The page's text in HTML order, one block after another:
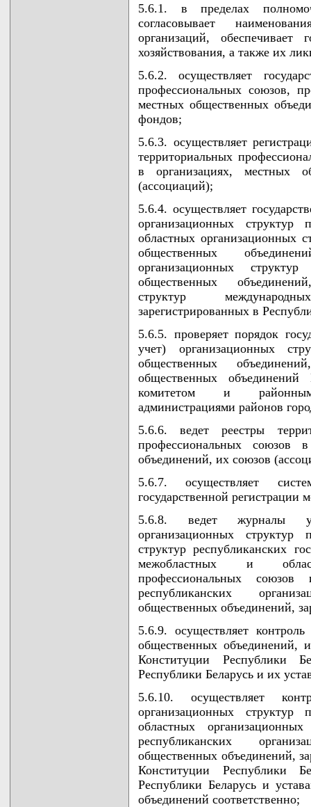
5.6.1. в пределах
согласовывает
организаций, обеспечивает
хозяйствования, а также их
5.6.2. осуществляет
профессиональных союзов,
местных общественных
фондов;
5.6.3. осуществляет
территориальных
в организациях, местных
(ассоциаций);
5.6.4. осуществляет
организационных структур
областных организационных
общественных
организационных
общественных
структур
зарегистрированных в
5.6.5. проверяет порядок
учет) организационных
общественных
общественных объединений
комитетом и
администрациями районов
5.6.6. ведет реестры
профессиональных союзов
объединений, их союзов
5.6.7. осуществляет
государственной регистрации
5.6.8. ведет журналы
организационных структур
структур республиканских
межобластных и
профессиональных
республиканских
общественных объединений,
5.6.9. осуществляет
общественных объединений,
Конституции Республики
Республики Беларусь и их
5.6.10. осуществляет
организационных структур
областных
республиканских
общественных объединений,
Конституции Республики
Республики Беларусь и
объединений соответственно;